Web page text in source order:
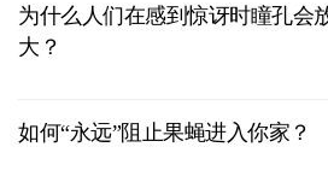
为什么人们在感到惊讶时瞳孔会
大？
如何“永远”阻止果蝇进入你家？